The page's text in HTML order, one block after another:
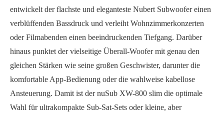
entwickelt der flachste und eleganteste Nubert Subwoofer einen
verblüffenden Bassdruck und verleiht Wohnzimmerkonzerten
oder Filmabenden einen beeindruckenden Tiefgang. Darüber
hinaus punktet der vielseitige Überall-Woofer mit genau den
gleichen Stärken wie seine großen Geschwister, darunter die
komfortable App-Bedienung oder die wahlweise kabellose
Ansteuerung. Damit ist der nuSub XW-800 slim die optimale
Wahl für ultrakompakte Sub-Sat-Sets oder kleine, aber